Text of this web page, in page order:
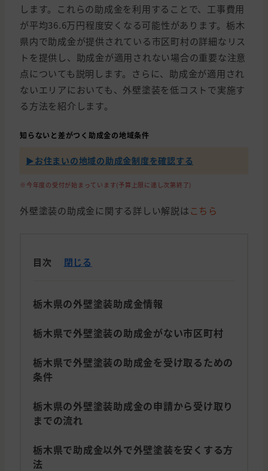
します。これらの助成金を利用することで、工事費用
が平均36.6万円程度安くなる可能性があります。栃木
県内で助成金が提供されている市区町村の詳細なリス
トを提供し、助成金が適用されない場合の重要な注意
点についても説明します。さらに、助成金が適用され
ないエリアにおいても、外壁塗装を低コストで実施す
る方法を紹介します。
知らないと差がつく助成金の地域条件
▶︎お住まいの地域の助成金制度を確認する
※今年度の受付が始まっています(予算上限に達し次第終了)
外壁塗装の助成金に関する詳しい解説は こちら
目次 閉じる
栃木県の外壁塗装助成金情報
栃木県で外壁塗装の助成金がない市区町村
栃木県で外壁塗装の助成金を受け取るための
条件
栃木県の外壁塗装助成金の申請から受け取り
までの流れ
栃木県で助成金以外で外壁塗装を安くする方
法